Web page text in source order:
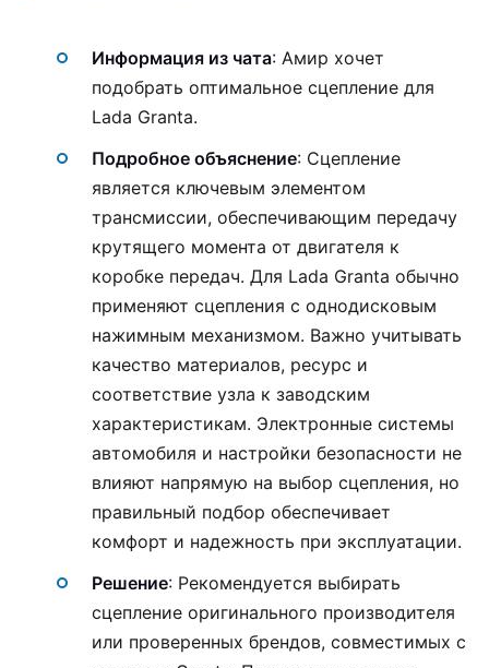
Информация из чата: Амир хочет
подобрать оптимальное сцепление для
Lada Granta.
Подробное объяснение: Сцепление
является ключевым элементом
трансмиссии, обеспечивающим передачу
крутящего момента от двигателя к
коробке передач. Для Lada Granta обычно
применяют сцепления с однодисковым
нажимным механизмом. Важно учитывать
качество материалов, ресурс и
соответствие узла к заводским
характеристикам. Электронные системы
автомобиля и настройки безопасности не
влияют напрямую на выбор сцепления, но
правильный подбор обеспечивает
комфорт и надежность при эксплуатации.
Решение: Рекомендуется выбирать
сцепление оригинального производителя
или проверенных брендов, совместимых с